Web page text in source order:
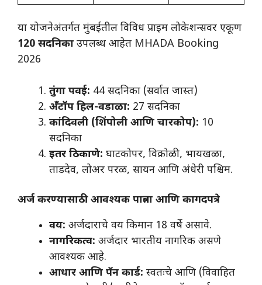
​या योजनेअंतर्गत मुंबईतील विविध प्राइम लोकेशन्सवर एकूण
120 सदनिका उपलब्ध आहेत MHADA Booking
2026
तुंगा पवई: 44 सदनिका (सर्वात जास्त)
अँटॉप हिल-वडाळा: 27 सदनिका
कांदिवली (शिंपोली आणि चारकोप): 10
सदनिका
इतर ठिकाणे: घाटकोपर, विक्रोळी, भायखळा,
ताडदेव, लोअर परळ, सायन आणि अंधेरी पश्चिम.
अर्ज करण्यासाठी आवश्यक पात्रता आणि कागदपत्रे
वय: अर्जदाराचे वय किमान 18 वर्षे असावे.
नागरिकत्व: अर्जदार भारतीय नागरिक असणे
आवश्यक आहे.
आधार आणि पॅन कार्ड: स्वतःचे आणि (विवाहित